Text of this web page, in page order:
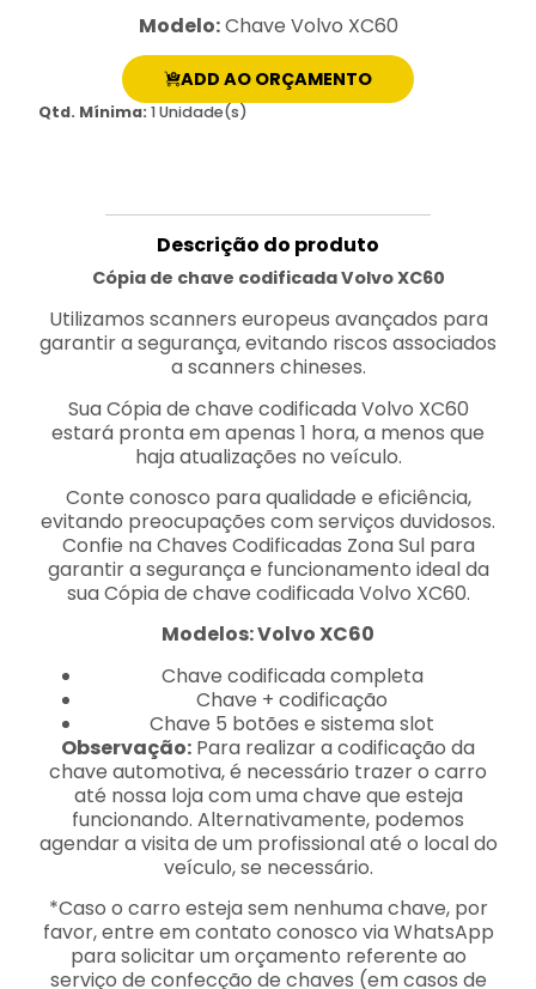
Modelo:Chave Volvo XC60
ADD AO ORÇAMENTO
Qtd. Mínima: 1 Unidade(s)
Descrição do produto
Cópia de chave codificada Volvo XC60
Utilizamos scanners europeus avançados para
garantir a segurança, evitando riscos associados
a scanners chineses.
Sua Cópia de chave codificada Volvo XC60
estará pronta em apenas 1 hora, a menos que
haja atualizações no veículo.
Conte conosco para qualidade e eficiência,
evitando preocupações com serviços duvidosos.
Confie na Chaves Codificadas Zona Sul para
garantir a segurança e funcionamento ideal da
sua Cópia de chave codificada Volvo XC60.
Modelos: Volvo XC60
Chave codificada completa
Chave + codificação
Chave 5 botões e sistema slot
Observação: Para realizar a codificação da
chave automotiva, é necessário trazer o carro
até nossa loja com uma chave que esteja
funcionando. Alternativamente, podemos
agendar a visita de um profissional até o local do
veículo, se necessário.
*Caso o carro esteja sem nenhuma chave, por
favor, entre em contato conosco via WhatsApp
para solicitar um orçamento referente ao
serviço de confecção de chaves (em casos de